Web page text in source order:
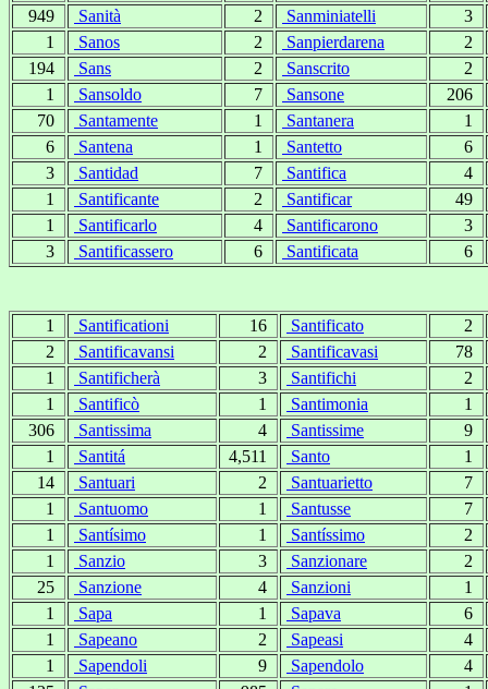
949
Sanità 2 Sanminiatelli
3
1
Sanos 2 Sanpierdarena
2
194
Sans 2 Sanscrito
2
1
Sansoldo 7 Sansone
206
70
Santamente 1 Santanera
1
6
Santena 1 Santetto
6
3
Santidad 7 Santifica
4
1
Santificante 2 Santificar
49
1
Santificarlo 4 Santificarono
3
3
Santificassero 6 Santificata 6
1 Santificationi 16 Santificato
2
2
Santificavansi 2 Santificavasi
78
1
Santificherà 3 Santifichi
2
1
Santificò 1 Santimonia
1
306
Santissima 4 Santissime
9
1
Santitá 4,511 Santo
1
14
Santuari 2 Santuarietto
7
1
Santuomo 1 Santusse
7
1
Santísimo 1 Santíssimo
2
1
Sanzio 3 Sanzionare
2
25
Sanzione 4 Sanzioni
1
1
Sapa 1 Sapava
6
1
Sapeano 2 Sapeasi
4
1
Sapendoli 9 Sapendolo
4